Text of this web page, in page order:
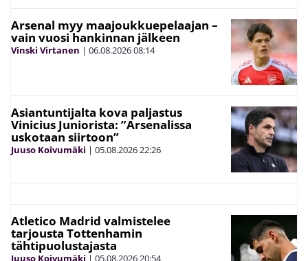
Arsenal myy maajoukkuepelaajan –
vain vuosi hankinnan jälkeen
Vinski Virtanen | 06.08.202608:14
Asiantuntijalta kova paljastus
Vinicius Juniorista: ”Arsenalissa
uskotaan siirtoon”
Juuso Koivumäki | 05.08.202622:26
Atletico Madrid valmistelee
tarjousta Tottenhamin
tähtipuolustajasta